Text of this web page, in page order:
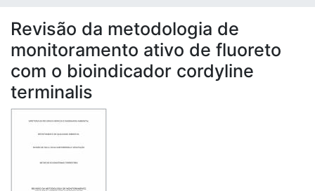
Repositório
Doações/Aquisições
Revisão da metodologia de
monitoramento ativo de fluoreto
com o bioindicador cordyline
terminalis